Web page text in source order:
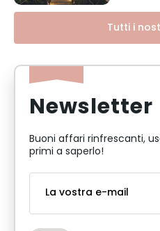
Tutti i
Newsletter
Buoni affari rinfrescanti,
primi a saperlo!